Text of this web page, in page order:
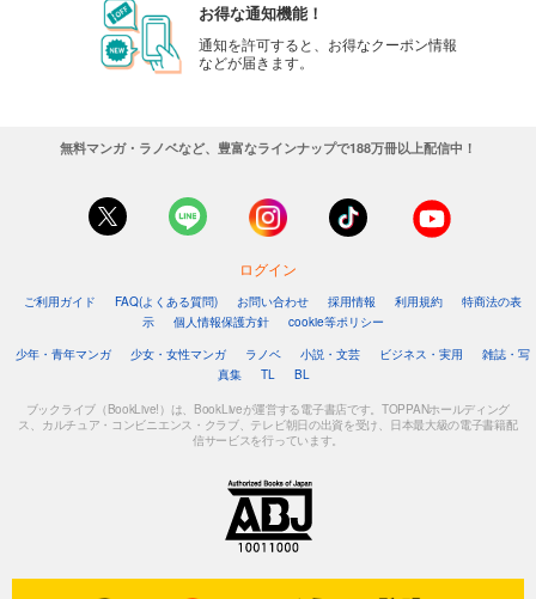
お得な通知機能！
通知を許可すると、お得なクーポン情報
などが届きます。
無料マンガ・ラノベなど、豊富なラインナップで188万冊以上配信中！
ログイン
ご利用ガイド FAQ(よくある質問) お問い合わせ 採用情報 利用規約
特商法の表
示
個人情報保護方針
cookie等ポリシー
少年・青年マンガ
少女・女性マンガ ラノベ 小説・文芸 ビジネス・実用
雑誌・写
真集
TL BL
ブックライブ（BookLive!）は、BookLiveが運営する電子書店です。TOPPANホールディング
ス、カルチュア・コンビニエンス・クラブ、テレビ朝日の出資を受け、日本最大級の電子書籍配
信サービスを行っています。